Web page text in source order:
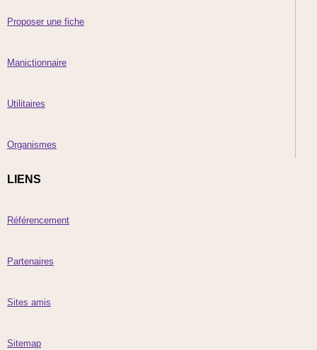
Proposer une fiche
Manictionnaire
Utilitaires
Organismes
LIENS
Référencement
Partenaires
Sites amis
Sitemap